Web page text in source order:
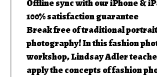
Offline sync with our iPhone &
100% satisfaction guarantee
Break free of traditional
photography! In this fashion
workshop, Lindsay Adler
apply the concepts of fashion